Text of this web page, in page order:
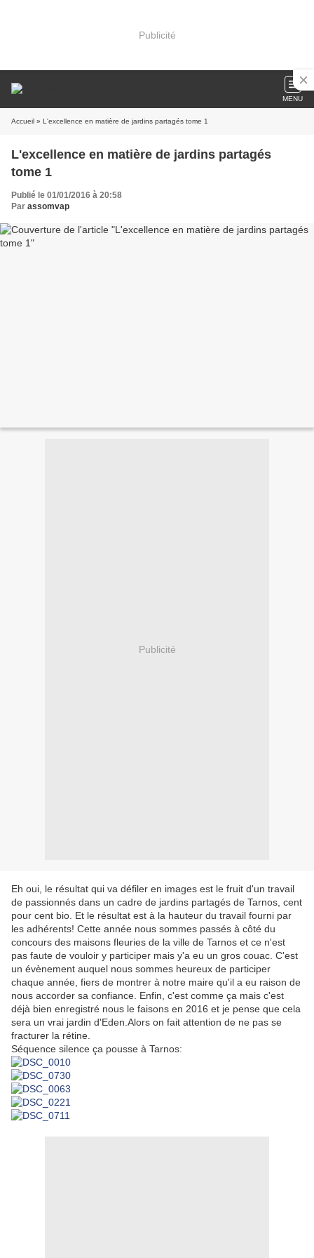
Publicité
MENU
Accueil » L'excellence en matière de jardins partagés tome 1
L'excellence en matière de jardins partagés
tome 1
Publié le 01/01/2016 à 20:58
Par assomvap
Publicité
Eh oui, le résultat qui va défiler en images est le fruit d'un travail
de passionnés dans un cadre de jardins partagés de Tarnos, cent
pour cent bio. Et le résultat est à la hauteur du travail fourni par
les adhérents! Cette année nous sommes passés à côté du
concours des maisons fleuries de la ville de Tarnos et ce n'est
pas faute de vouloir y participer mais y'a eu un gros couac. C'est
un évènement auquel nous sommes heureux de participer
chaque année, fiers de montrer à notre maire qu'il a eu raison de
nous accorder sa confiance. Enfin, c'est comme ça mais c'est
déjà bien enregistré nous le faisons en 2016 et je pense que cela
sera un vrai jardin d'Eden.Alors on fait attention de ne pas se
fracturer la rétine.
Séquence silence ça pousse à Tarnos: